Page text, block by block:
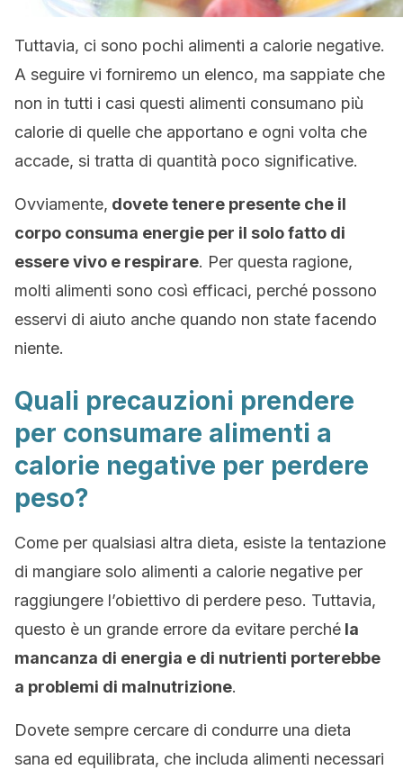
Tuttavia, ci sono pochi alimenti a calorie negative.
A seguire vi forniremo un elenco, ma sappiate che
non in tutti i casi questi alimenti consumano più
calorie di quelle che apportano e ogni volta che
accade, si tratta di quantità poco significative.
Ovviamente, dovete tenere presente che il
corpo consuma energie per il solo fatto di
essere vivo e respirare. Per questa ragione,
molti alimenti sono così efficaci, perché possono
esservi di aiuto anche quando non state facendo
niente.
Quali precauzioni prendere
per consumare alimenti a
calorie negative per perdere
peso?
Come per qualsiasi altra dieta, esiste la tentazione
di mangiare solo alimenti a calorie negative per
raggiungere l’obiettivo di perdere peso. Tuttavia,
questo è un grande errore da evitare perché la
mancanza di energia e di nutrienti porterebbe
a problemi di malnutrizione.
Dovete sempre cercare di condurre una dieta
sana ed equilibrata, che includa alimenti necessari